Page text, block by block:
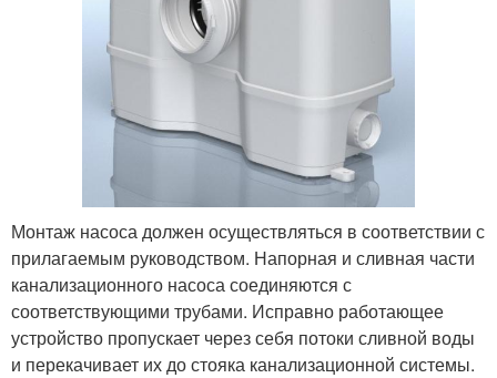
Монтаж насоса должен осуществляться в соответствии с
прилагаемым руководством. Напорная и сливная части
канализационного насоса соединяются с
соответствующими трубами. Исправно работающее
устройство пропускает через себя потоки сливной воды
и перекачивает их до стояка канализационной системы.